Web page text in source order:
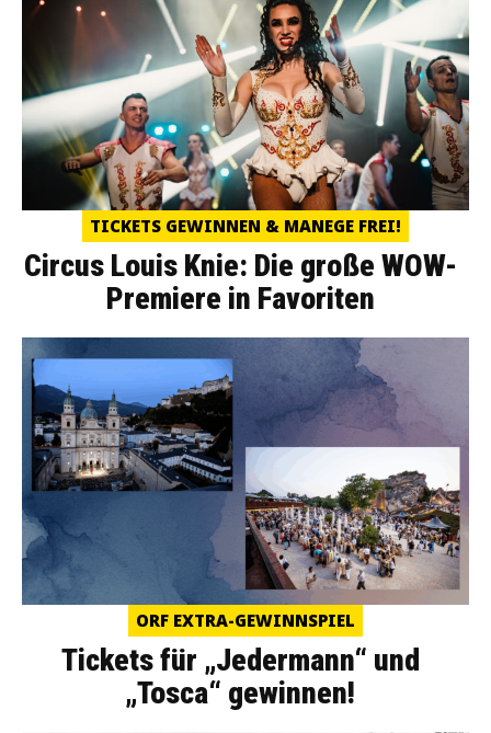
TICKETS GEWINNEN & MANEGE FREI!
Circus Louis Knie: Die große WOW-
Premiere in Favoriten
ORF EXTRA-GEWINNSPIEL
Tickets für „Jedermann“ und
„Tosca“ gewinnen!